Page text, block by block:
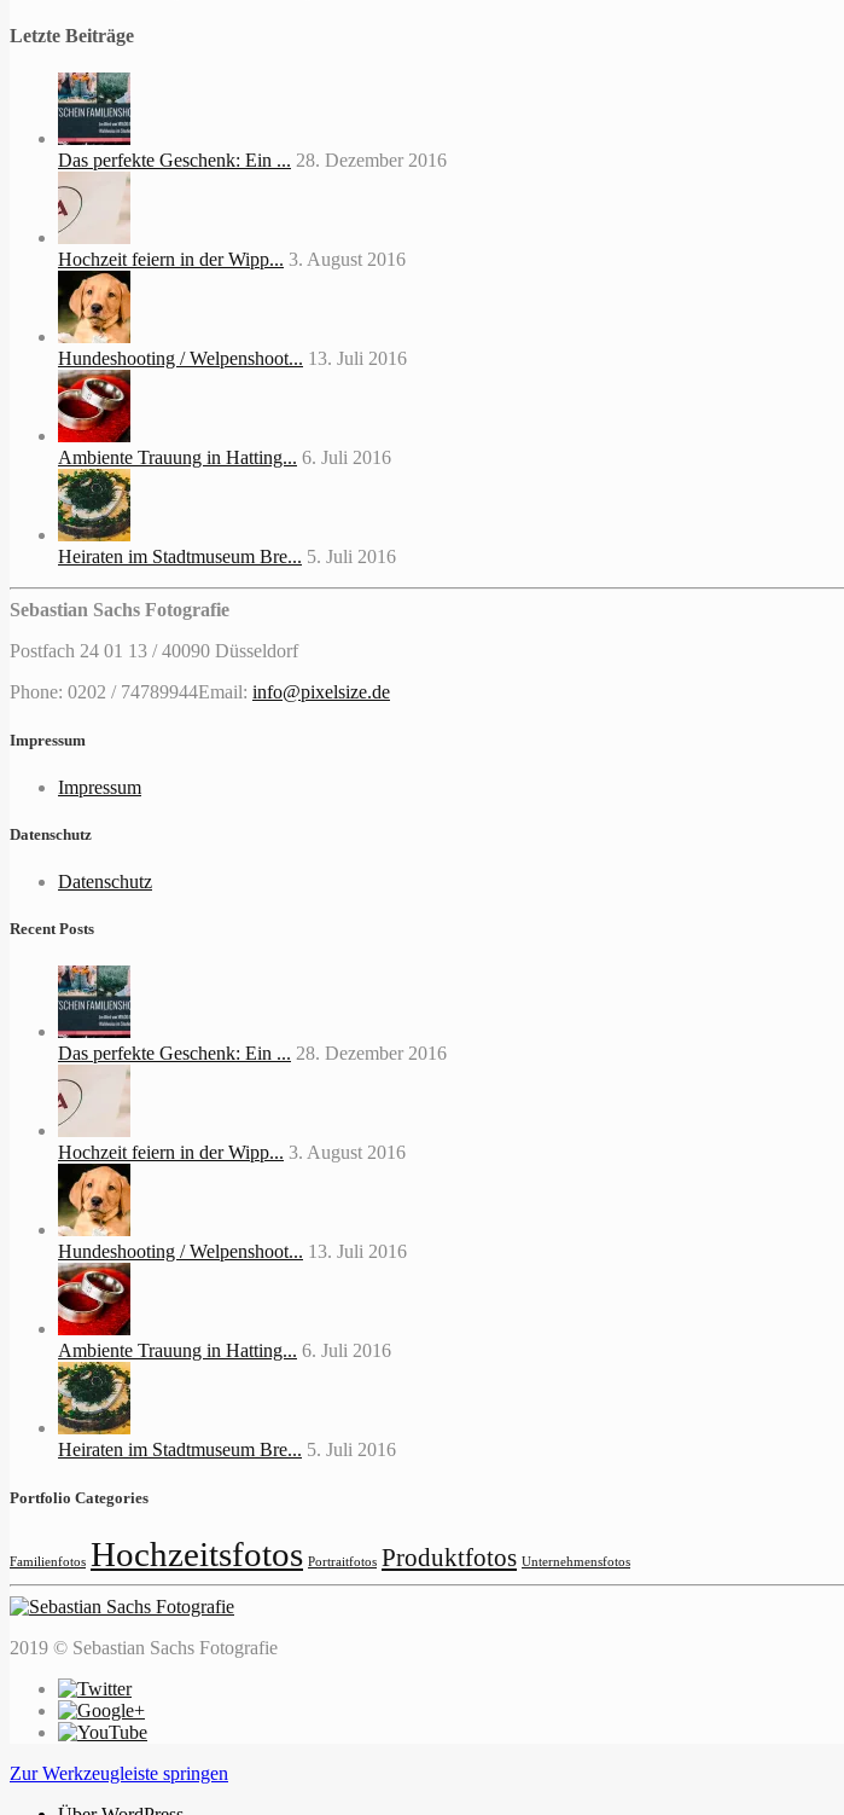
Letzte Beiträge
Das perfekte Geschenk: Ein ... 28. Dezember 2016
Hochzeit feiern in der Wipp... 3. August 2016
Hundeshooting / Welpenshoot... 13. Juli 2016
Ambiente Trauung in Hatting... 6. Juli 2016
Heiraten im Stadtmuseum Bre... 5. Juli 2016
Sebastian Sachs Fotografie
Postfach 24 01 13 / 40090 Düsseldorf
Phone: 0202 / 74789944Email: info@pixelsize.de
Impressum
Impressum
Datenschutz
Datenschutz
Recent Posts
Das perfekte Geschenk: Ein ... 28. Dezember 2016
Hochzeit feiern in der Wipp... 3. August 2016
Hundeshooting / Welpenshoot... 13. Juli 2016
Ambiente Trauung in Hatting... 6. Juli 2016
Heiraten im Stadtmuseum Bre... 5. Juli 2016
Portfolio Categories
Familienfotos Hochzeitsfotos Portraitfotos Produktfotos Unternehmensfotos
2019 © Sebastian Sachs Fotografie
Zur Werkzeugleiste springen